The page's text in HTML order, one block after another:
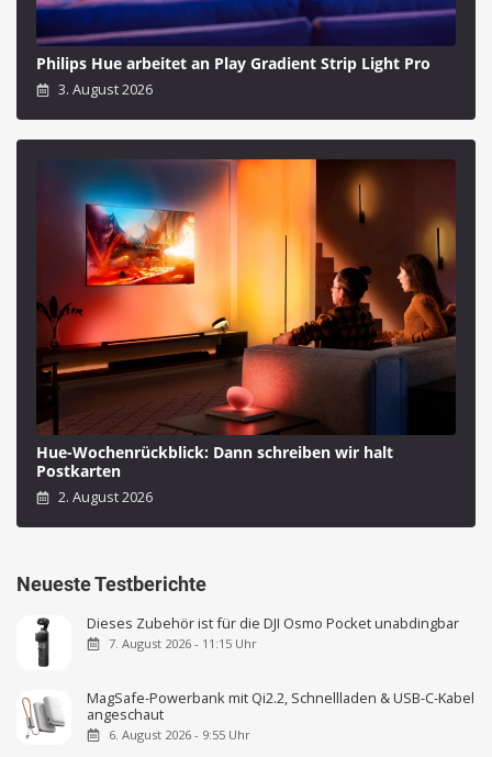
Philips Hue arbeitet an Play Gradient Strip Light Pro
3. August 2026
Hue-Wochenrückblick: Dann schreiben wir halt
Postkarten
2. August 2026
Neueste Testberichte
Dieses Zubehör ist für die DJI Osmo Pocket unabdingbar
7. August 2026 - 11:15 Uhr
MagSafe-Powerbank mit Qi2.2, Schnellladen & USB-C-Kabel
angeschaut
6. August 2026 - 9:55 Uhr